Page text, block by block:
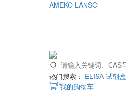
AMEKO LANSO
热门搜索： ELISA 试剂盒
0我的购物车